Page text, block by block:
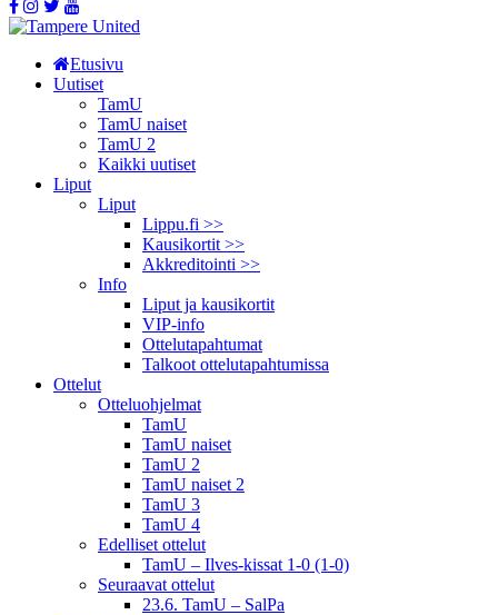
Etusivu
Uutiset
TamU
TamU naiset
TamU 2
Kaikki uutiset
Liput
Liput
Lippu.fi >>
Kausikortit >>
Akkreditointi >>
Info
Liput ja kausikortit
VIP-info
Ottelutapahtumat
Talkoot ottelu­tapahtumissa
Ottelut
Otteluohjelmat
TamU
TamU naiset
TamU 2
TamU naiset 2
TamU 3
TamU 4
Edelliset ottelut
TamU – Ilves-kissat 1-0 (1-0)
Seuraavat ottelut
23.6. TamU – SalPa